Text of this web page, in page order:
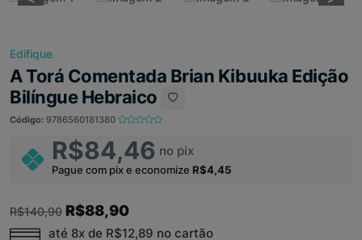
Edifique
A Torá Comentada Brian Kibuuka Edição
Bilíngue Hebraico
Código: 9786560181380
R$84,46 no pix
Pague com pix e economize R$4,45
R$140,90 R$88,90
até 8x de R$12,89 no cartão